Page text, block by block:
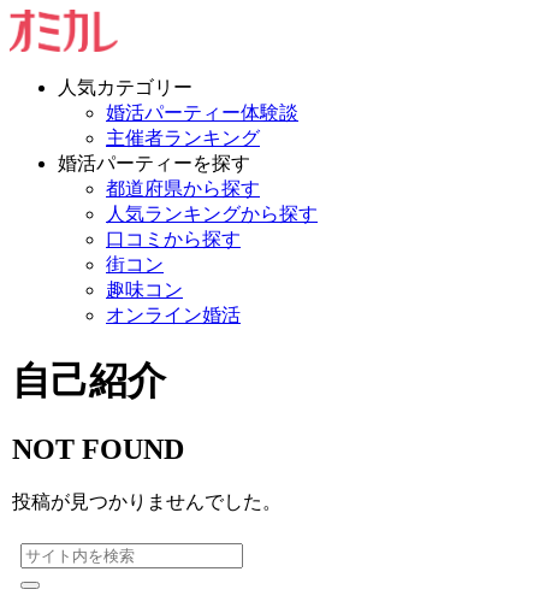
人気カテゴリー
婚活パーティー体験談
主催者ランキング
婚活パーティーを探す
都道府県から探す
人気ランキングから探す
口コミから探す
街コン
趣味コン
オンライン婚活
自己紹介
NOT FOUND
投稿が見つかりませんでした。